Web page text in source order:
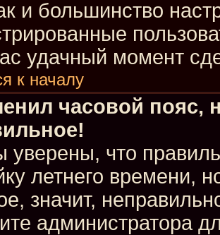
и большинство
удачный момент
к началу
часовой пояс,
уверены, что
летнего времени,
значит,
администратора